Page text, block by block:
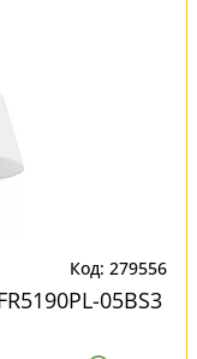
Код: 279556
05BS3